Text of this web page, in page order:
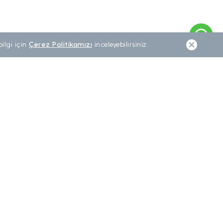
için Çerez Politikamızı inceleyebilirsiniz.